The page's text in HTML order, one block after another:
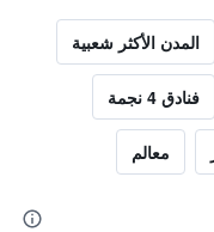
المدن الأكثر شعبية
فنادق 4 نجمة
معالم